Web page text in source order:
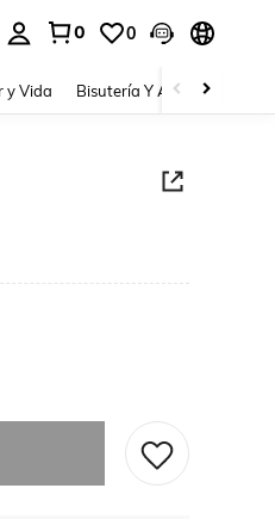
0 0
y Vida Bisutería Y Accesorios